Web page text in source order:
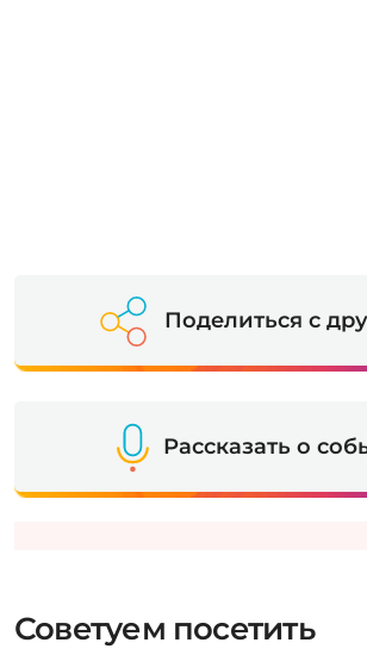
Поделиться с
Рассказать о
Советуем посетить